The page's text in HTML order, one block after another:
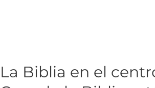
La Biblia en el